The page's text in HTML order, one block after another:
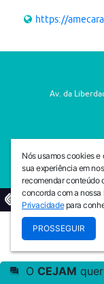
https://
Av. da
Nós usamos cookies e
sua experiência em
recomendar conteúdo
concorda com a
Privacidadepara
PROSSEGUIR
O CEJAM